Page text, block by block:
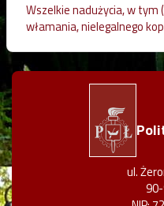
Wszelkie nadużycia, w tym
włamania, nielegalnego
rejestrowane i zgłaszane
ul.